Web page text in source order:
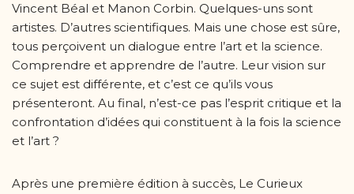
Vincent Béal et Manon Corbin. Quelques-uns sont
artistes. D’autres scientifiques. Mais une chose est sûre,
tous perçoivent un dialogue entre l’art et la science.
Comprendre et apprendre de l’autre. Leur vision sur
ce sujet est différente, et c’est ce qu’ils vous
présenteront. Au final, n’est-ce pas l’esprit critique et la
confrontation d’idées qui constituent à la fois la science
et l’art ?
Après une première édition à succès, Le Curieux